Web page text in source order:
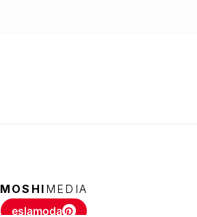
MOSHI MEDIA
eslamoda